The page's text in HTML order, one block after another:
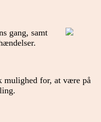
gang, samt
mulighed for, at være på